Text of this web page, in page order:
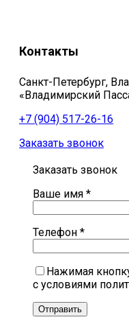
Контакты
Санкт-Петербург,
«Владимирский
+7 (904) 517-26-16
Заказать звонок
Заказать звонок
Ваше имя *
Телефон *
Нажимая
с условиями